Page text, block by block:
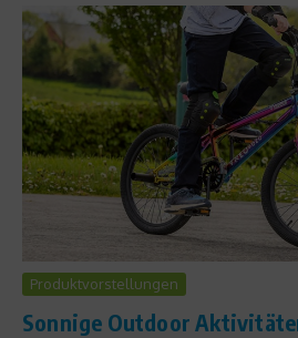
Produktvorstellungen
Sonnige Outdoor